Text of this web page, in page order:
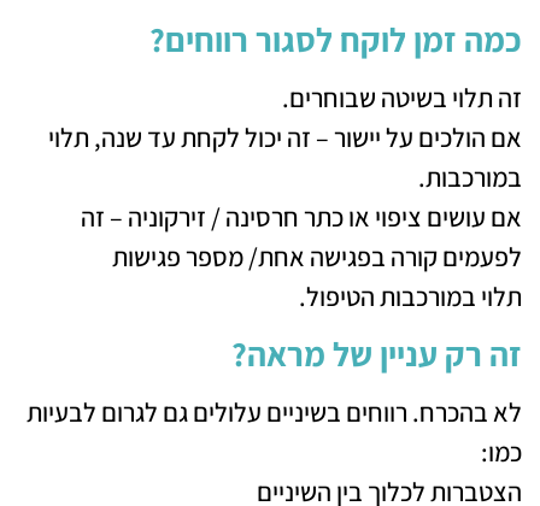
כמה זמן לוקח לסגור רווחים?
זה תלוי בשיטה שבוחרים.
אם הולכים על יישור – זה יכול לקחת עד שנה, תלוי
במורכבות.
אם עושים ציפוי או כתר חרסינה / זירקוניה – זה
לפעמים קורה בפגישה אחת/ מספר פגישות
תלוי במורכבות הטיפול.
זה רק עניין של מראה?
לא בהכרח. רווחים בשיניים עלולים גם לגרום לבעיות
כמו:
הצטברות לכלוך בין השיניים